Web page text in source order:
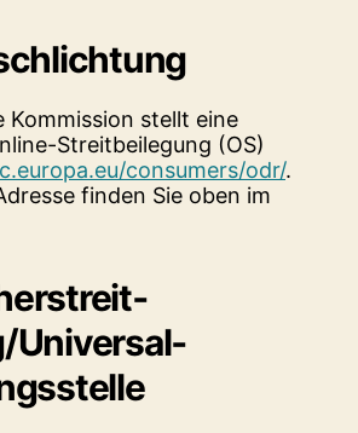
Kommission stellt eine
Streitbeilegung (OS)
consumers/odr/.
finden Sie oben im
Universal­